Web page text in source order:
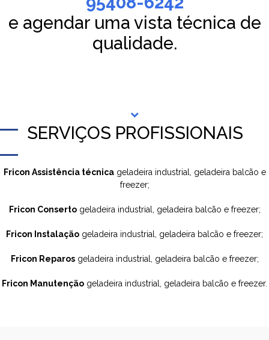
e agendar uma vista técnica de
qualidade.
SERVIÇOS PROFISSIONAIS
Fricon Assistência técnicageladeira industrial, geladeira balcão e
freezer;
Fricon Consertogeladeira industrial, geladeira balcão e freezer;
Fricon Instalação geladeira industrial, geladeira balcão e freezer;
Fricon Reparosgeladeira industrial, geladeira balcão e freezer;
Fricon Manutenção geladeira industrial, geladeira balcão e freezer.